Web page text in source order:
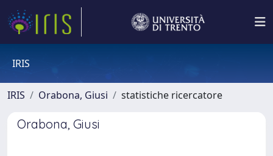
IRIS
IRIS Orabona, Giusi statistiche ricercatore
Orabona, Giusi